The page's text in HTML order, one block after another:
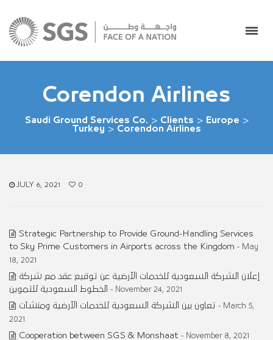
Corendon Airlines
Saudi Ground Services Co. > Clients > Europe >
Turkey > Corendon Airlines
JULY 6, 2021 0
Strategic Partnership to Provide Ground-Handling Services
to Sky Prime Customers in Airports across the Kingdom - May
18, 2021
إعلان الشركة السعودية للخدمات الأرضية عن توقيع عقد مع شركة
الخطوط السعودية للتموين
- November 24, 2021
تعاون بين الشركة السعودية للخدمات الأرضية ومنشآت - March 5,
2021
Cooperation between SGS & Monshaat - November 8, 2021